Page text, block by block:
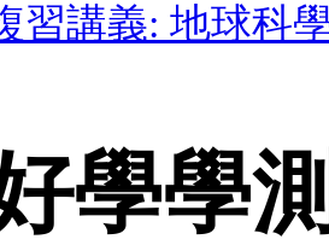
習講義: 地球科
學學